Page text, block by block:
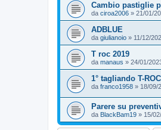
Cambio pastiglie
da ciroa2006 » 21/01/
ADBLUE
da giulianoio » 11/12/
T roc 2019
da manaus » 24/01/
1° tagliando T-
da franco1958 » 18/09/
Parere su
da BlackBam19 » 15/